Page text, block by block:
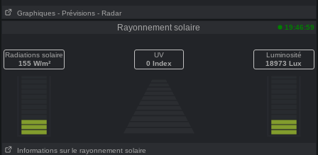
Graphiques - Prévisions - Radar
Rayonnement solaire 19:46:59
Radiations solaire
155 W/m²
UV
0 Index
Luminosité
18973 Lux
Informations sur le rayonnement solaire